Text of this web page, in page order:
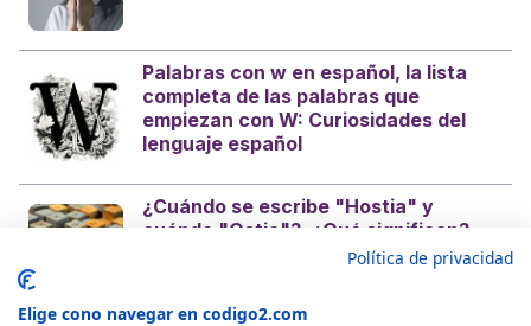
Palabras con w en español, la lista
completa de las palabras que
empiezan con W: Curiosidades del
lenguaje español
¿Cuándo se escribe "Hostia" y
cuándo "Ostia"?, ¿Qué significan?
¿Es con H o sin H? Curiosidades del
Política de privacidad
Elige cono navegar en codigo2.com